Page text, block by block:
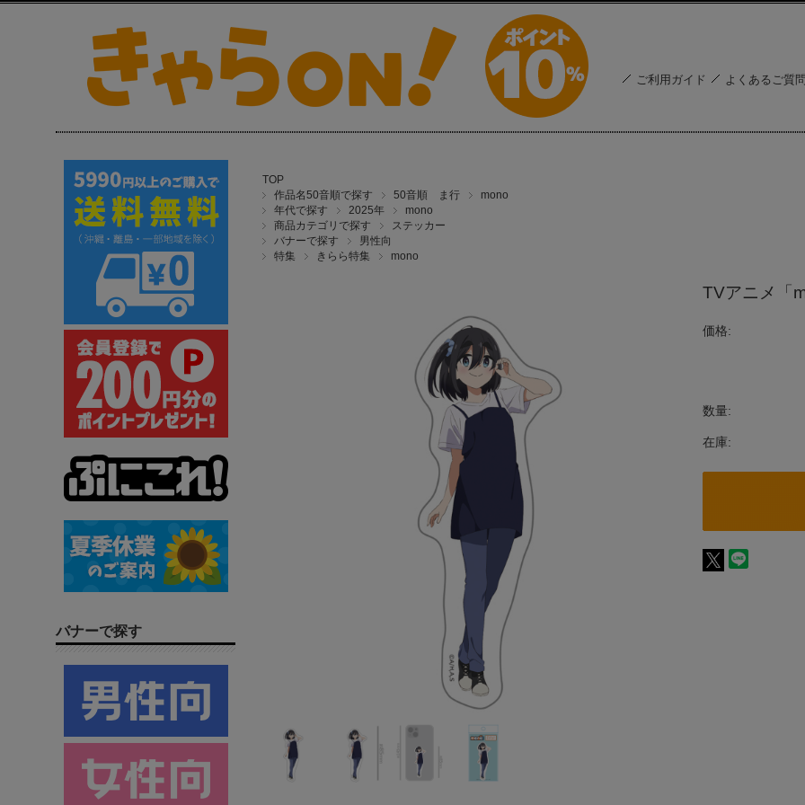
ご利用ガイド よくあるご質
TOP
作品名50音順で探す
50音順 ま行
mono
年代で探す
2025年
mono
商品カテゴリで探す
ステッカー
バナーで探す
男性向
特集
きらら特集 mono
TVアニメ「
価格:
数量:
在庫:
バナーで探す